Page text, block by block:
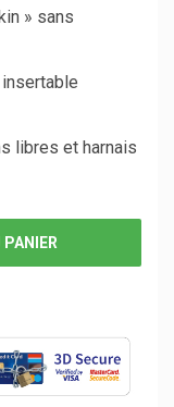
» sans
libres et harnais